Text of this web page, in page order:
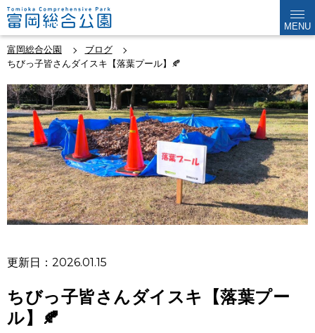
MENU
富岡総合公園
ブログ
ちびっ子皆さんダイスキ【落葉プール】🍂
更新日：2026.01.15
ちびっ子皆さんダイスキ【落葉プー
ル】🍂